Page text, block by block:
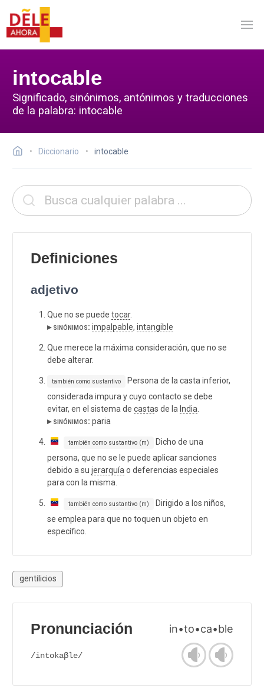
intocable
Significado, sinónimos, antónimos y traducciones
de la palabra: intocable
Diccionario intocable
Definiciones
adjetivo
Que no se puede tocar.
▸ sinónimos: impalpable, intangible
Que merece la máxima consideración, que no se
debe alterar.
también como sustantivo
Persona de la casta inferior,
considerada impura y cuyo contacto se debe
evitar, en el sistema de castas de la India
▸ sinónimos: paria
también como sustantivo (m)
Dicho de una
persona, que no se le puede aplicar sanciones
debido a su jerarquía o deferencias especiales
para con la misma.
también como sustantivo (m)
Dirigido a los niños,
se emplea para que no toquen un objeto en
específico.
gentilicios
Pronunciación in•to•ca•ble
/intokaβle/